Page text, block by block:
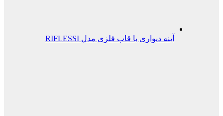
آینه دیواری با قاب فلزی مدل RIFLESSI